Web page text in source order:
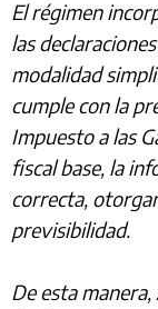
El régimen
las
modalidad
cumple con la
Impuesto a las
fiscal base, la
correcta,
previsibilidad.
De esta